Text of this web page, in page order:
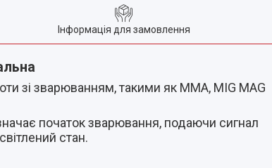
Інформація для замовлення
зі зварюванням, такими як MMA, MIG MAG
початок зварювання, подаючи сигнал
стан.